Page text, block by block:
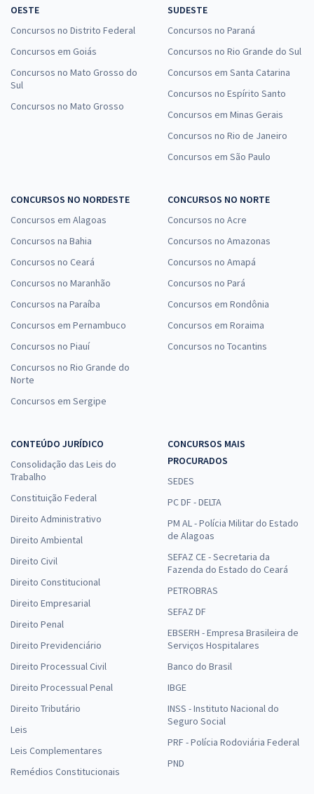
OESTE
Concursos no Distrito Federal
Concursos em Goiás
Concursos no Mato Grosso do
Sul
Concursos no Mato Grosso
SUDESTE
Concursos no Paraná
Concursos no Rio Grande do Sul
Concursos em Santa Catarina
Concursos no Espírito Santo
Concursos em Minas Gerais
Concursos no Rio de Janeiro
Concursos em São Paulo
CONCURSOS NO NORDESTE
Concursos em Alagoas
Concursos na Bahia
Concursos no Ceará
Concursos no Maranhão
Concursos na Paraíba
Concursos em Pernambuco
Concursos no Piauí
Concursos no Rio Grande do
Norte
Concursos em Sergipe
CONCURSOS NO NORTE
Concursos no Acre
Concursos no Amazonas
Concursos no Amapá
Concursos no Pará
Concursos em Rondônia
Concursos em Roraima
Concursos no Tocantins
CONTEÚDO JURÍDICO
Consolidação das Leis do
Trabalho
Constituição Federal
Direito Administrativo
Direito Ambiental
Direito Civil
Direito Constitucional
Direito Empresarial
Direito Penal
Direito Previdenciário
Direito Processual Civil
Direito Processual Penal
Direito Tributário
Leis
Leis Complementares
Remédios Constitucionais
CONCURSOS MAIS
PROCURADOS
SEDES
PC DF - DELTA
PM AL - Polícia Militar do Estado
de Alagoas
SEFAZ CE - Secretaria da
Fazenda do Estado do Ceará
PETROBRAS
SEFAZ DF
EBSERH - Empresa Brasileira de
Serviços Hospitalares
Banco do Brasil
IBGE
INSS - Instituto Nacional do
Seguro Social
PRF - Polícia Rodoviária Federal
PND